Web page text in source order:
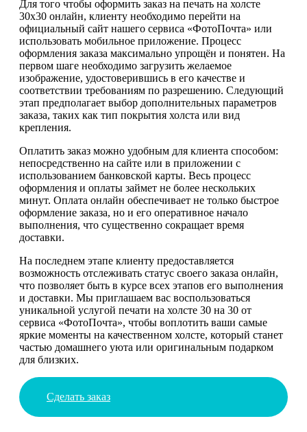
Для того чтобы оформить заказ на печать на холсте
30х30 онлайн, клиенту необходимо перейти на
официальный сайт нашего сервиса «ФотоПочта» или
использовать мобильное приложение. Процесс
оформления заказа максимально упрощён и понятен. На
первом шаге необходимо загрузить желаемое
изображение, удостоверившись в его качестве и
соответствии требованиям по разрешению. Следующий
этап предполагает выбор дополнительных параметров
заказа, таких как тип покрытия холста или вид
крепления.
Оплатить заказ можно удобным для клиента способом:
непосредственно на сайте или в приложении с
использованием банковской карты. Весь процесс
оформления и оплаты займет не более нескольких
минут. Оплата онлайн обеспечивает не только быстрое
оформление заказа, но и его оперативное начало
выполнения, что существенно сокращает время
доставки.
На последнем этапе клиенту предоставляется
возможность отслеживать статус своего заказа онлайн,
что позволяет быть в курсе всех этапов его выполнения
и доставки. Мы приглашаем вас воспользоваться
уникальной услугой печати на холсте 30 на 30 от
сервиса «ФотоПочта», чтобы воплотить ваши самые
яркие моменты на качественном холсте, который станет
частью домашнего уюта или оригинальным подарком
для близких.
Сделать заказ